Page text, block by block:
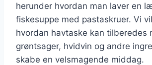
herunder hvordan man laver en
fiskesuppe med pastaskruer. Vi
hvordan havtaske kan tilberedes
grøntsager, hvidvin og andre
skabe en velsmagende middag.